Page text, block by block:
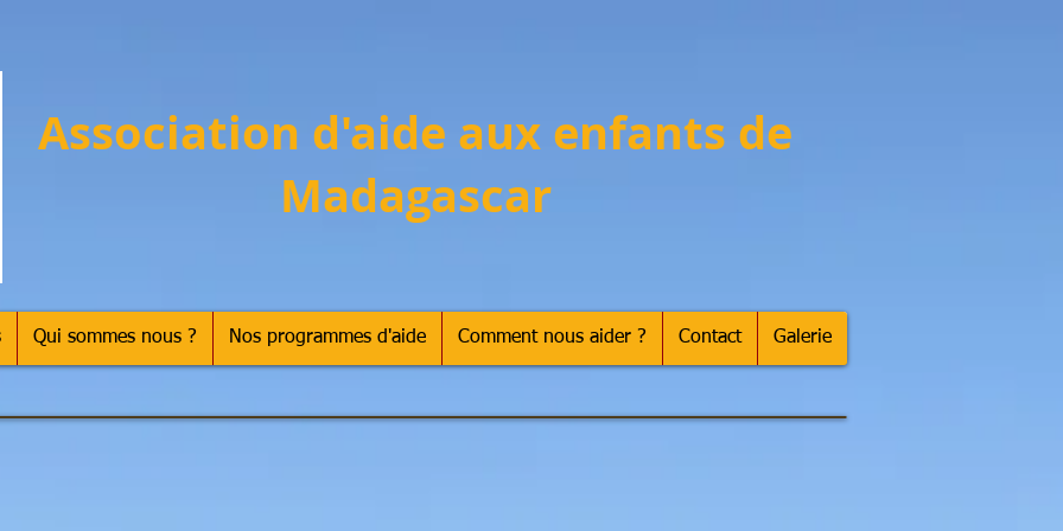
Association d'aide aux enfants de
Madagascar
Qui sommes nous ? Nos programmes d'aide Comment nous aider ? Contact Galerie